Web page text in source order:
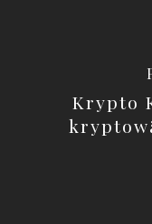
Krypto